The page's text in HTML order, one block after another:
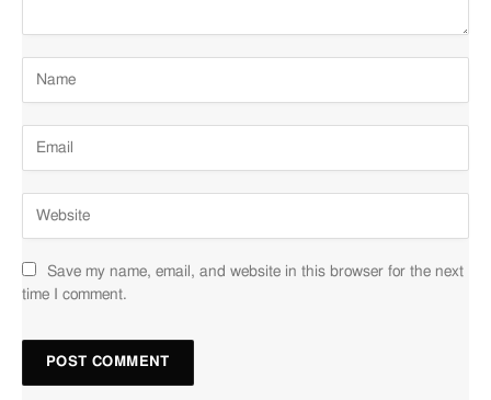
Save my name, email, and website in this browser for the next
time I comment.